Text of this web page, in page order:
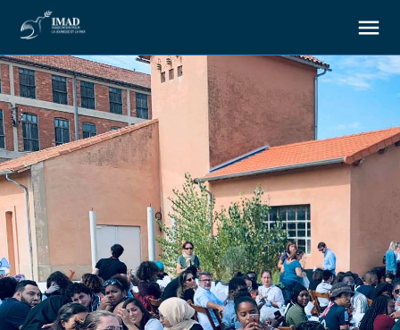
About us
Our goals
Our actions